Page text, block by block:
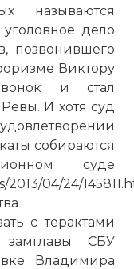
называются
дело
позвонившего
Виктору
и стал
И хотя суд
собираются
суде
04/24/
с терактами
СБУ
Владимира